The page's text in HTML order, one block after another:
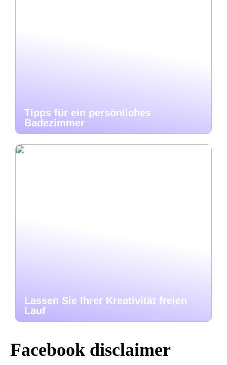
Tipps für ein persönliches
Badezimmer
Lassen Sie Ihrer Kreativität freien
Lauf
Facebook disclaimer